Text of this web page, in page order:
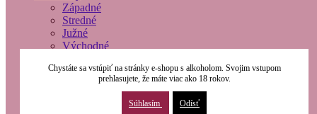
Západné
Stredné
Južné
Východné
Modernizácia
Chystáte sa vstúpiť na stránky e-shopu s alkoholom. Svojim vstupom
prehlasujete, že máte viac ako 18 rokov.
Súhlasím Odísť